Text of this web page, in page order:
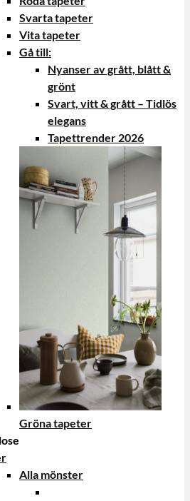
Svarta tapeter
Vita tapeter
Gå till:
Nyanser av grått, blått &
grönt
Svart, vitt & grått – Tidlös
elegans
Tapettrender 2026
Gröna tapeter
Alla mönster